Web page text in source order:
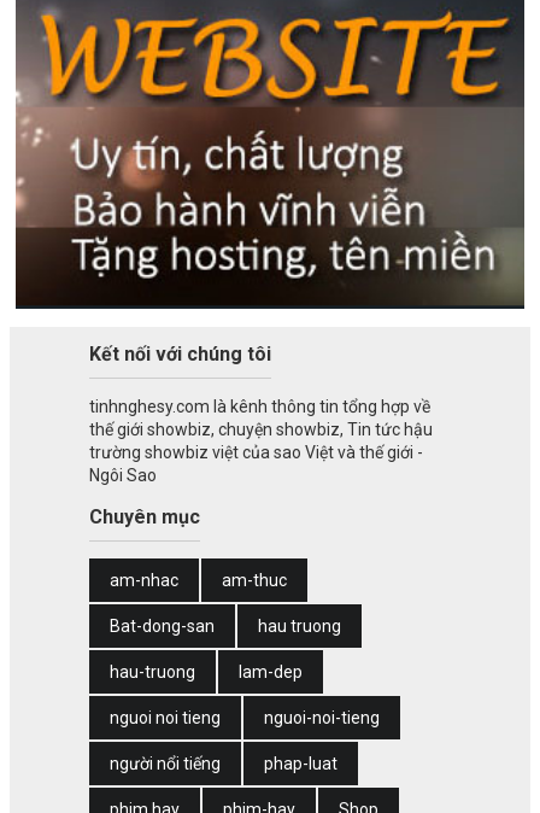
Kết nối với chúng tôi
tinhnghesy.com là kênh thông tin tổng hợp về
thế giới showbiz, chuyện showbiz, Tin tức hậu
trường showbiz việt của sao Việt và thế giới -
Ngôi Sao
Chuyên mục
am-nhac am-thuc
Bat-dong-san hau truong
hau-truong lam-dep
nguoi noi tieng nguoi-noi-tieng
người nổi tiếng phap-luat